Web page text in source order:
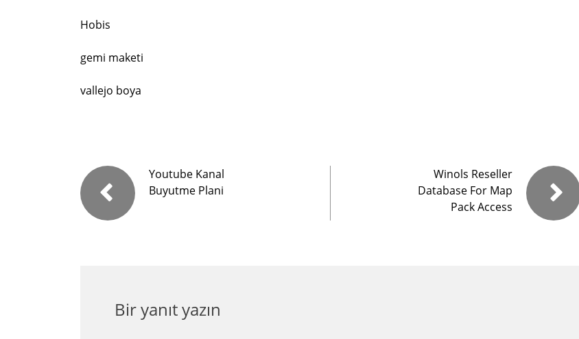
Hobis
gemi maketi
vallejo boya
Youtube Kanal
Buyutme Plani
Winols Reseller
Database For Map
Pack Access
Bir yanıt yazın